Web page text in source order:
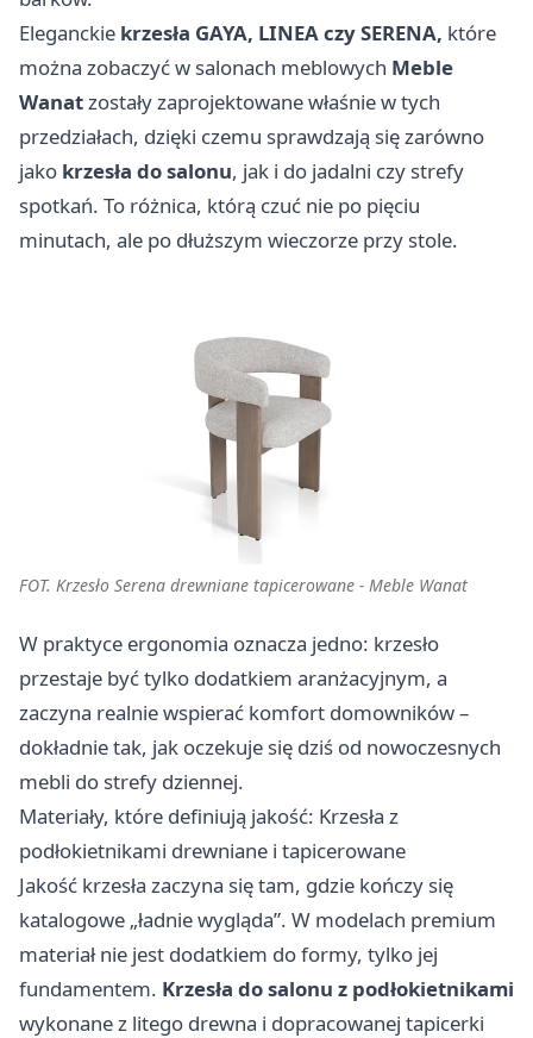
Eleganckie krzesła GAYA, LINEA czy SERENA, które
można zobaczyć w salonach meblowych Meble
Wanatzostały zaprojektowane właśnie w tych
przedziałach, dzięki czemu sprawdzają się zarówno
jako krzesła do salonu, jak i do jadalni czy strefy
spotkań. To różnica, którą czuć nie po pięciu
minutach, ale po dłuższym wieczorze przy stole.
FOT. Krzesło Serena drewniane tapicerowane - Meble Wanat
W praktyce ergonomia oznacza jedno: krzesło
przestaje być tylko dodatkiem aranżacyjnym, a
zaczyna realnie wspierać komfort domowników –
dokładnie tak, jak oczekuje się dziś od nowoczesnych
mebli do strefy dziennej.
Materiały, które definiują jakość: Krzesła z
podłokietnikami drewniane i tapicerowane
Jakość krzesła zaczyna się tam, gdzie kończy się
katalogowe „ładnie wygląda”. W modelach premium
materiał nie jest dodatkiem do formy, tylko jej
fundamentem. Krzesła do salonu z podłokietnikami
wykonane z litego drewna i dopracowanej tapicerki